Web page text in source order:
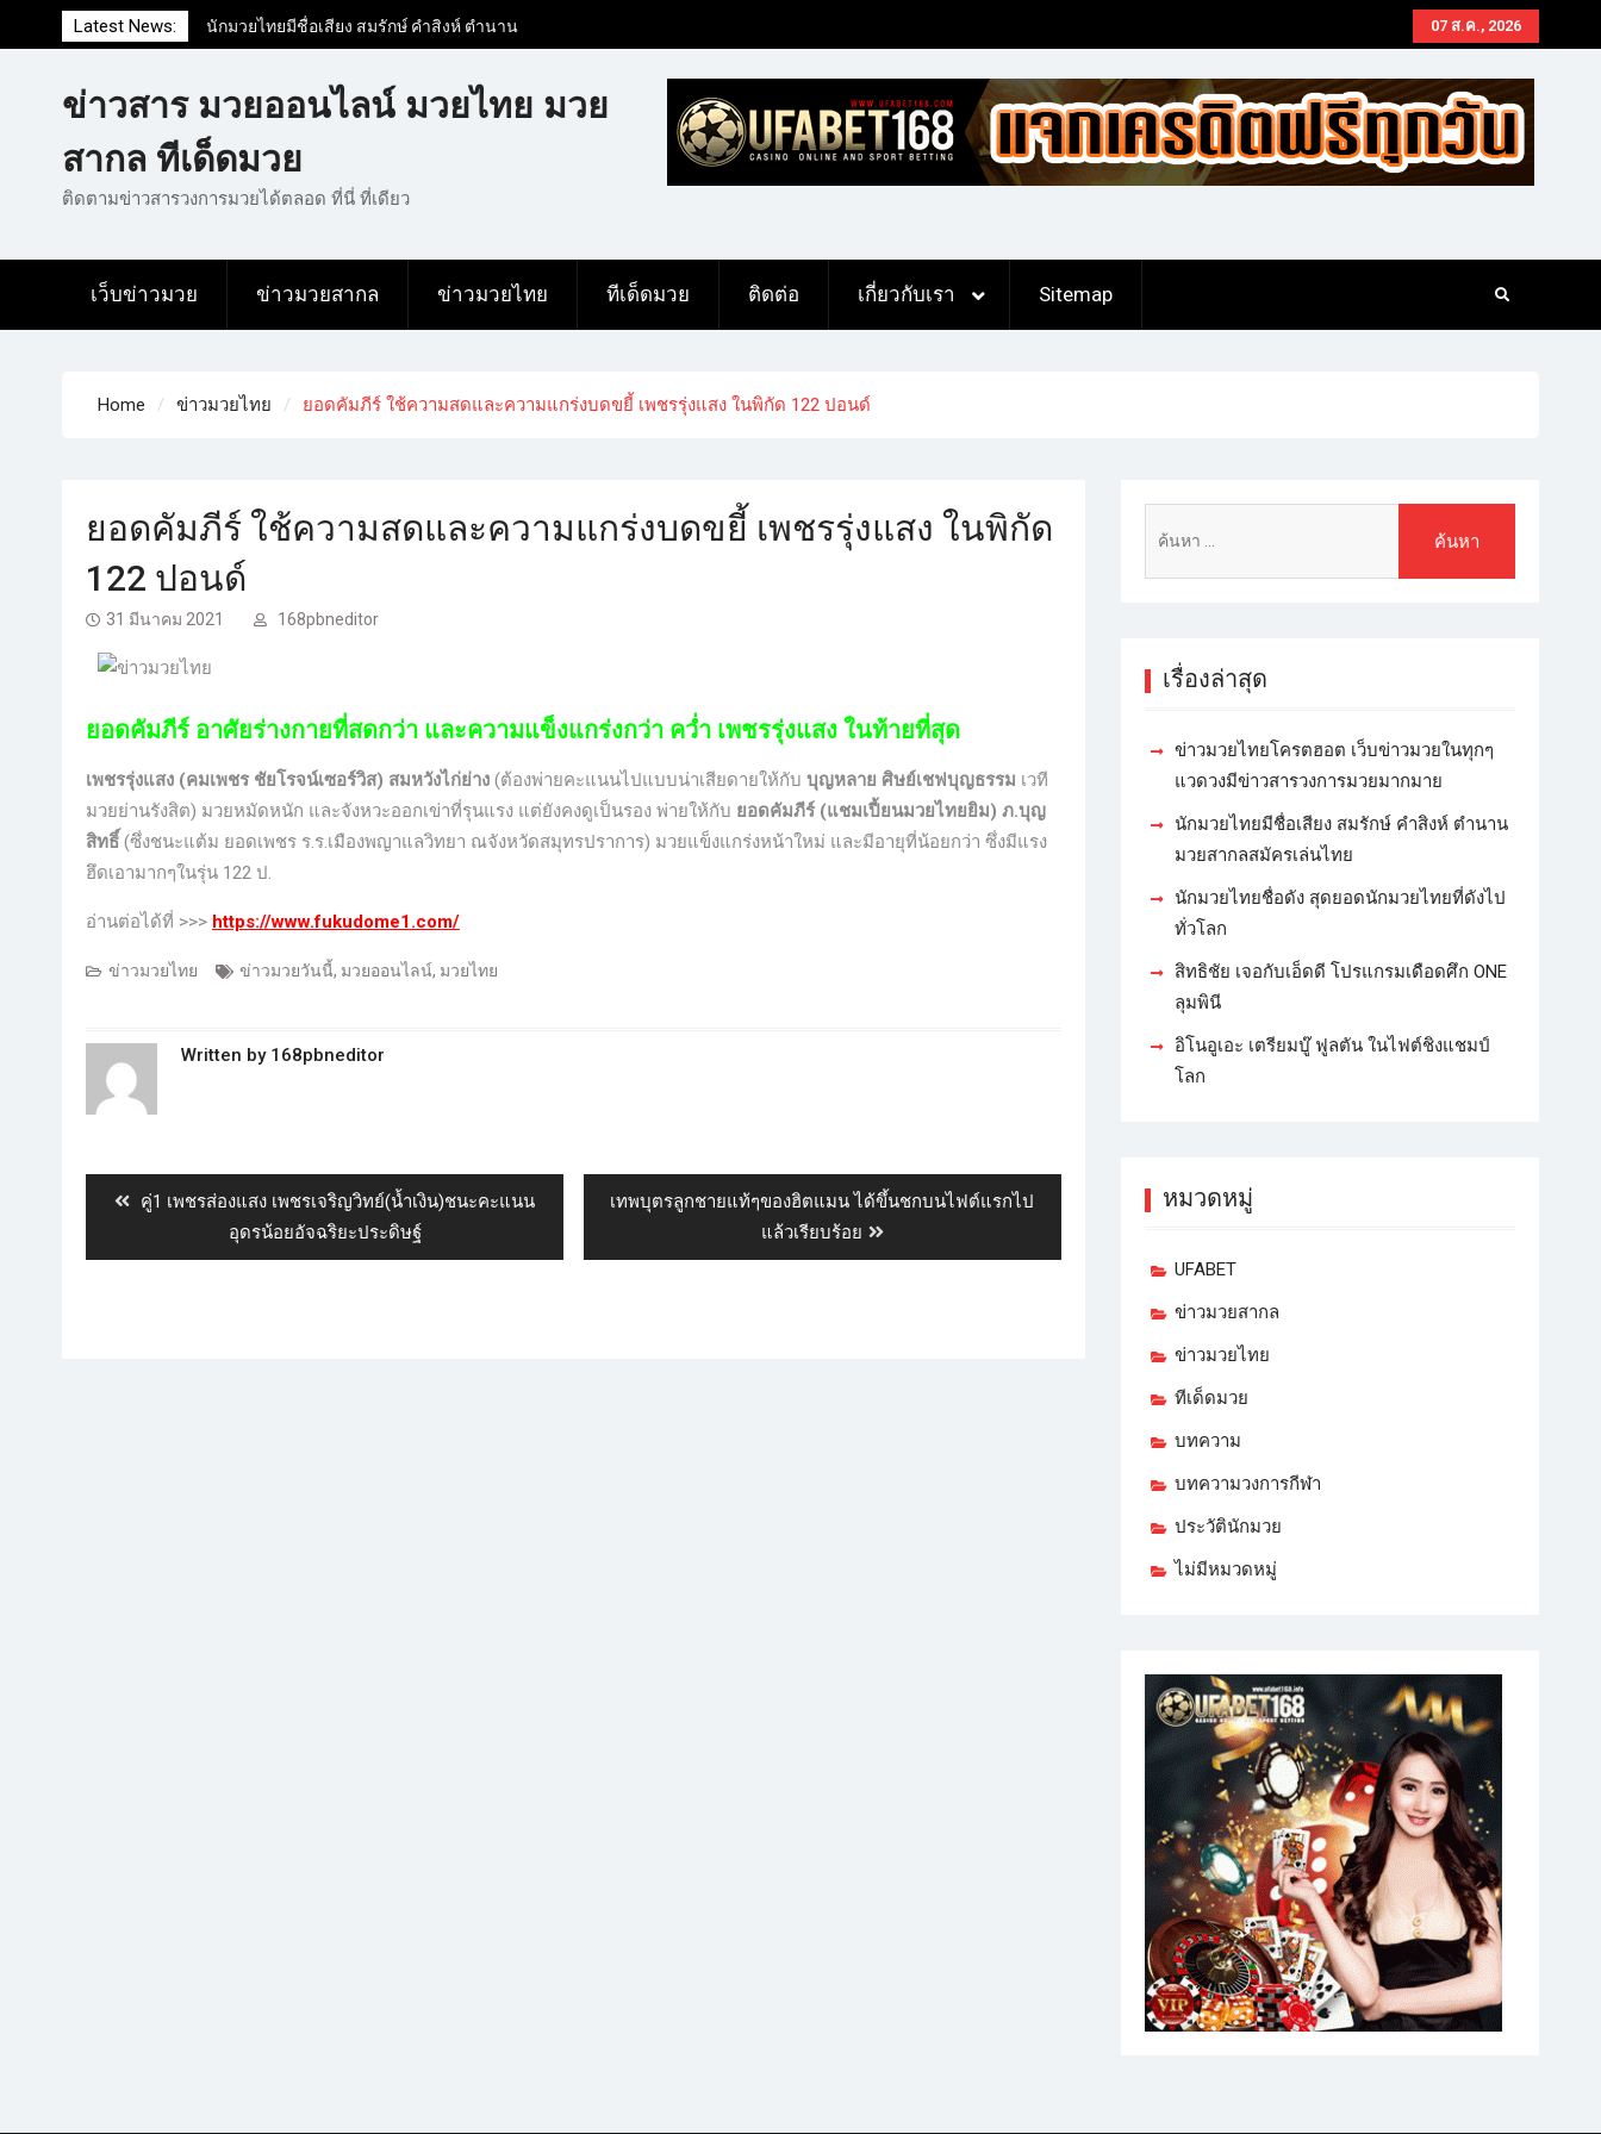
07 ส.ค., 2026
Latest News:
นักมวยไทยมีชื่อเสียง สมรักษ์ คำสิงห์ ตำนาน
มวยสากลสมัครเล่นไทย
นักมวยไทยชื่อดัง สุดยอดนักมวยไทยที่ดังไป
ทั่วโลก
ข่าวมวยไทยโครตฮอต เว็บข่าวมวยในทุกๆ
แวดวงมีข่าวสารวงการมวยมากมาย
ข่าวสาร มวยออนไลน์ มวยไทย มวย
สากล ทีเด็ดมวย
ติดตามข่าวสารวงการมวยได้ตลอด ที่นี่ ที่เดียว
เว็บข่าวมวย ข่าวมวยสากล ข่าวมวยไทย ทีเด็ดมวย ติดต่อ เกี่ยวกับเรา Sitemap
Home ข่าวมวยไทย ยอดคัมภีร์ ใช้ความสดและความแกร่งบดขยี้ เพชรรุ่งแสง ในพิกัด 122 ปอนด์
ยอดคัมภีร์ ใช้ความสดและความแกร่งบดขยี้ เพชรรุ่งแสง ในพิกัด
122 ปอนด์
31 มีนาคม 2021 168pbneditor
ยอดคัมภีร์ อาศัยร่างกายที่สดกว่า และความแข็งแกร่งกว่า คว่ำ เพชรรุ่งแสง ในท้ายที่สุด
เพชรรุ่งแสง (คมเพชร ชัยโรจน์เซอร์วิส) สมหวังไก่ย่าง (ต้องพ่ายคะแนนไปแบบน่าเสียดายให้กับ บุญหลาย ศิษย์เชฟบุญธรรม เวที
มวยย่านรังสิต) มวยหมัดหนัก และจังหวะออกเข่าที่รุนแรง แต่ยังคงดูเป็นรอง พ่ายให้กับ ยอดคัมภีร์ (แชมเปี้ยนมวยไทยยิม) ภ.บุญ
สิทธิ์ (ซึ่งชนะแต้ม ยอดเพชร ร.ร.เมืองพญาแลวิทยา ณจังหวัดสมุทรปราการ) มวยแข็งแกร่งหน้าใหม่ และมีอายุที่น้อยกว่า ซึ่งมีแรง
ฮึดเอามากๆในรุ่น 122 ป.
อ่านต่อได้ที่ >>> https://www.fukudome1.com/
ข่าวมวยไทย ข่าวมวยวันนี้, มวยออนไลน์, มวยไทย
Written by 168pbneditor
คู่1 เพชร​ส่อง​แสง​ เพชร​เจริญ​วิทย์​(น้ำเงิน)​ชนะ​คะแนน​
อุดรน้อย​อัจฉริยะ​ประดิษฐ์​
เทพบุตรลูกชายแท้ๆของฮิตแมน ได้ขึ้นชกบนไฟต์แรกไป
แล้วเรียบร้อย
เรื่องล่าสุด
ข่าวมวยไทยโครตฮอต เว็บข่าวมวยในทุกๆ
แวดวงมีข่าวสารวงการมวยมากมาย
นักมวยไทยมีชื่อเสียง สมรักษ์ คำสิงห์ ตำนาน
มวยสากลสมัครเล่นไทย
นักมวยไทยชื่อดัง สุดยอดนักมวยไทยที่ดังไป
ทั่วโลก
สิทธิชัย เจอกับเอ็ดดี โปรแกรมเดือดศึก ONE
ลุมพินี
อิโนอูเอะ เตรียมบู๊ ฟูลตัน ในไฟต์ชิงแชมป์
โลก
หมวดหมู่
UFABET
ข่าวมวยสากล
ข่าวมวยไทย
ทีเด็ดมวย
บทความ
บทความวงการกีฬา
ประวัตินักมวย
ไม่มีหมวดหมู่